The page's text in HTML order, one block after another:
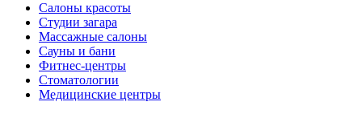
Салоны красоты
Студии загара
Массажные салоны
Сауны и бани
Фитнес-центры
Стоматологии
Медицинские центры